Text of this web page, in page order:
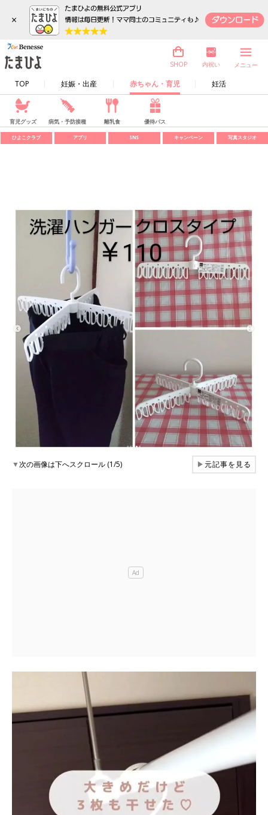
×
TOP 妊娠・出産 赤ちゃん・育児 妊活
SHOP 内祝い メニュー
育児グッズ 病気・予防接種 離乳食 優待パス
ひよこクラブ アプリ SNS キャンペーン 写真スタジオ
▼次の画像は下へスクロール (1/5) ▶元記事を見る